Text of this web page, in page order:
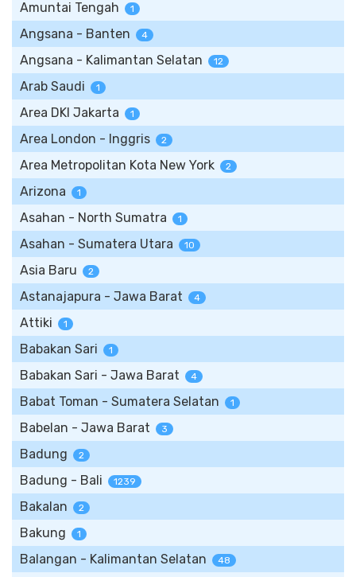
Amuntai Tengah 1
Angsana - Banten 4
Angsana - Kalimantan Selatan 12
Arab Saudi 1
Area DKI Jakarta 1
Area London - Inggris 2
Area Metropolitan Kota New York 2
Arizona 1
Asahan - North Sumatra 1
Asahan - Sumatera Utara 10
Asia Baru 2
Astanajapura - Jawa Barat 4
Attiki 1
Babakan Sari 1
Babakan Sari - Jawa Barat 4
Babat Toman - Sumatera Selatan 1
Babelan - Jawa Barat 3
Badung 2
Badung - Bali 1239
Bakalan 2
Bakung 1
Balangan - Kalimantan Selatan 48